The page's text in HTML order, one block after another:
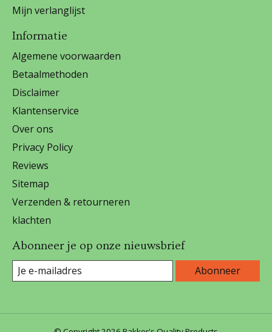
Mijn verlanglijst
Informatie
Algemene voorwaarden
Betaalmethoden
Disclaimer
Klantenservice
Over ons
Privacy Policy
Reviews
Sitemap
Verzenden & retourneren
klachten
Abonneer je op onze nieuwsbrief
Abonneer